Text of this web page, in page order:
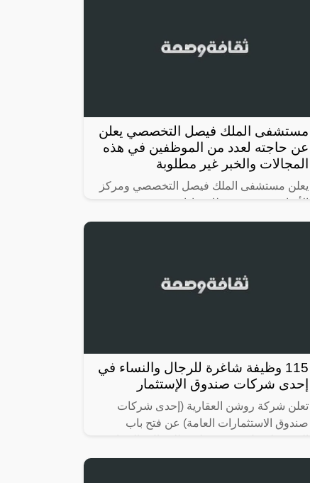
مستشفى الملك فيصل التخصصي يعلن
عن حاجته لعدد من الموظفين في هذه
المجالات والخبر غير مطلوبة
يعلن مستشفى الملك فيصل التخصصي ومركز
الأبحاث عن توفر وظائف إدارية متعددة في
أقسام وأجنحة المستشفى بالرياض للرجال
115 وظيفة شاغرة للرجال والنساء في
إحدى شركات صندوق الإستثمار
تعلن شركة روشن العقارية (إحدى شركات
صندوق الاستثمارات العامة) عن فتح باب
حملة (الثانوية، الدبلوم، البكالوريوس) في